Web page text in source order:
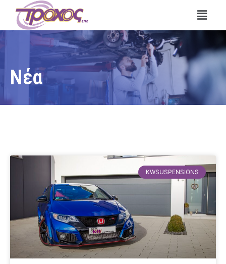
Νέα
KWSUSPENSIONS